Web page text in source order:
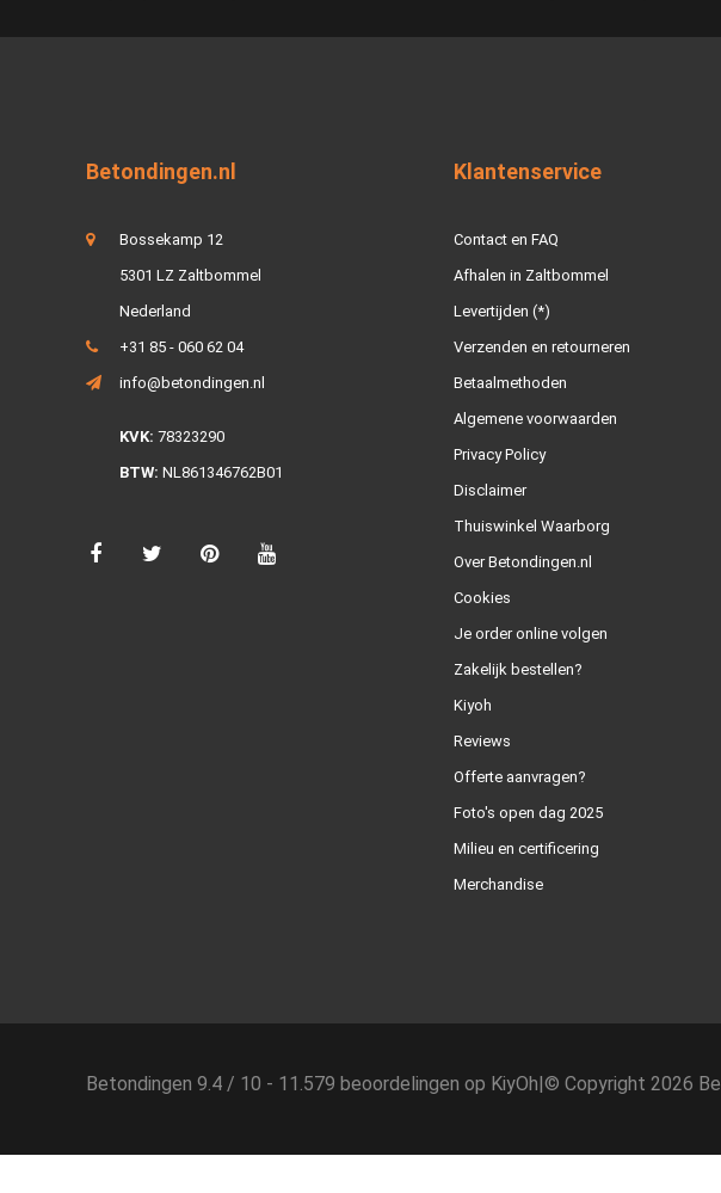
Betondingen.nl
Bossekamp 12
5301 LZ Zaltbommel
Nederland
+31 85 - 060 62 04
info@betondingen.nl
KVK: 78323290
BTW: NL861346762B01
Klantenservice
Contact en FAQ
Afhalen in Zaltbommel
Levertijden (*)
Verzenden en retourneren
Betaalmethoden
Algemene voorwaarden
Privacy Policy
Disclaimer
Thuiswinkel Waarborg
Over Betondingen.nl
Cookies
Je order online volgen
Zakelijk bestellen?
Kiyoh
Reviews
Offerte aanvragen?
Foto's open dag 2025
Milieu en certificering
Merchandise
Betondingen 9.4 / 10 - 11.579 beoordelingen op KiyOh|© Copyright 2026